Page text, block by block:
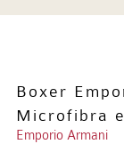
Boxer
Microfibra
Emporio Armani